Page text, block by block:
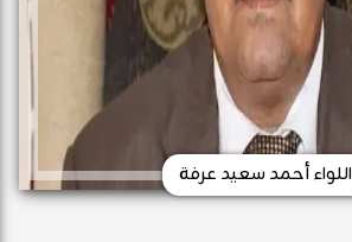
اللواء أحمد سعيد عرفة